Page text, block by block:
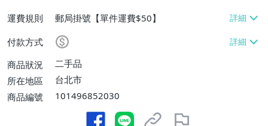
運費規則
郵局掛號【單件運費$50】
付款方式
商品狀況
二手品
所在地區
台北市
商品編號
101496852030